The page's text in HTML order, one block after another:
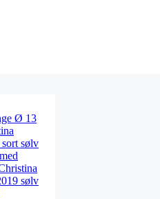
Ø 13
sølv
sølv